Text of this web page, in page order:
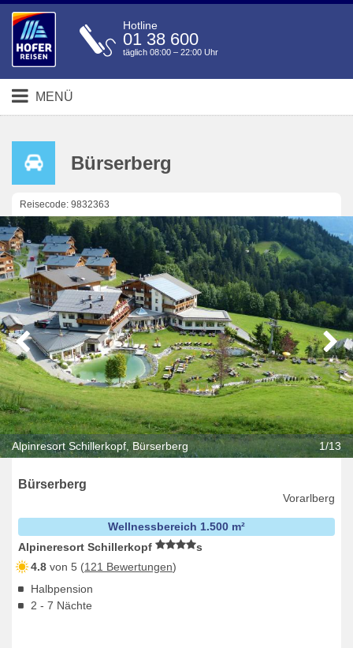
Hotline
01 38 600
täglich 08:00 – 22:00 Uhr
MENÜ
Bürserberg
Reisecode: 9832363
Alpinresort Schillerkopf, Bürserberg 1/13
Bürserberg
Vorarlberg
Wellnessbereich 1.500 m²
Alpineresort Schillerkopf
s
4.8 von 5 (121 Bewertungen)
Halbpension
2 - 7 Nächte